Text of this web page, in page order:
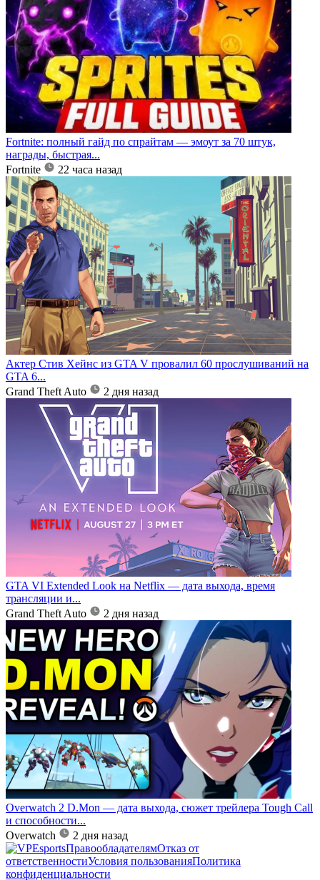
Fortnite: полный гайд по спрайтам — эмоут за 70 штук,
награды, быстрая...
Fortnite
22 часа назад
Актер Стив Хейнс из GTA V провалил 60 прослушиваний на
GTA 6...
Grand Theft Auto
2 дня назад
GTA VI Extended Look на Netflix — дата выхода, время
трансляции и...
Grand Theft Auto
2 дня назад
Overwatch 2 D.Mon — дата выхода, сюжет трейлера Tough Call
и способности...
Overwatch
2 дня назад
ПравообладателямОтказ от
ответственностиУсловия пользованияПолитика
конфиденциальности